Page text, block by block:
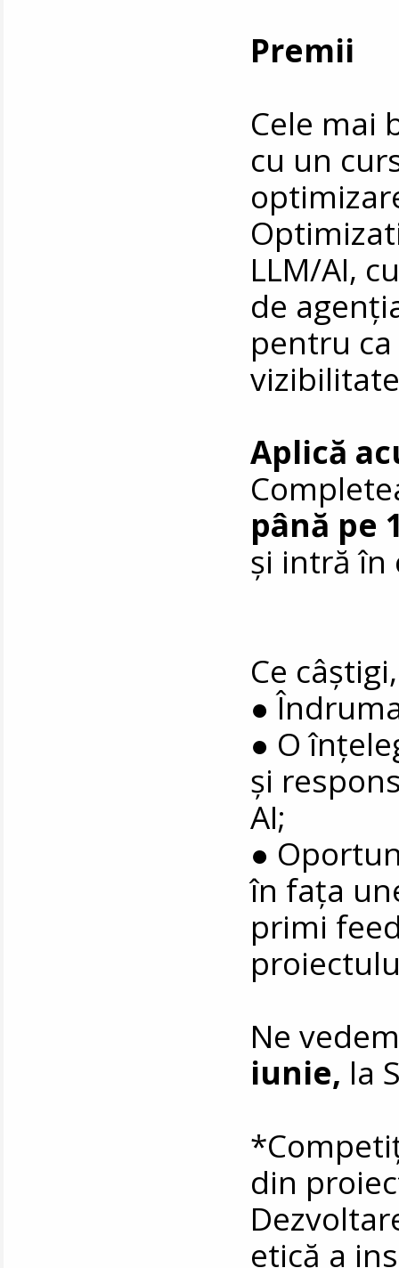
Premii
Cele mai
cu un
LLM/AI,
de
pentru
Aplică
până pe
și intră
Ce
●
● O
și
AI;
●
în fața
primi
Ne
iunie, la
din
etică a